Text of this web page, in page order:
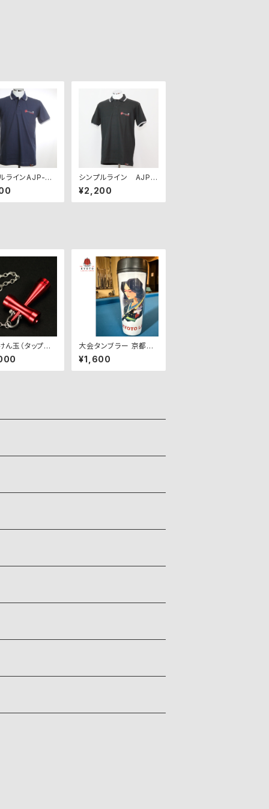
ラインAJP-SL
トレット】
シンプルライン AJP-
SL-BK【アウトレット】
¥2,200
玉（タップス
）【赤】
大会タンブラー 京都レ
ディースオープンオフィ
シャルグッズ
¥1,600